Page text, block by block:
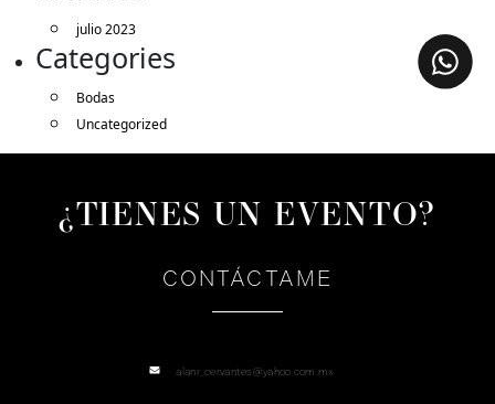
julio 2023
Categories
Bodas
Uncategorized
¿TIENES UN EVENTO?
CONTÁCTAME
alanr_cervantes@yahoo.com.mx